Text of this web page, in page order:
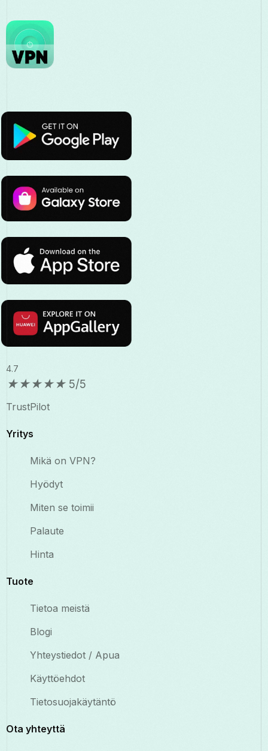
4.7
★★★★★ 5/5
TrustPilot
Yritys
Mikä on VPN?
Hyödyt
Miten se toimii
Palaute
Hinta
Tuote
Tietoa meistä
Blogi
Yhteystiedot / Apua
Käyttöehdot
Tietosuojakäytäntö
Ota yhteyttä